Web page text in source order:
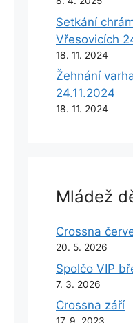
Setkání
Vřesovicích
18. 11. 2024
Žehnání
24.11.2024
18. 11. 2024
Mládež
Crossna
20. 5. 2026
Spolčo VIP
7. 3. 2026
Crossna září